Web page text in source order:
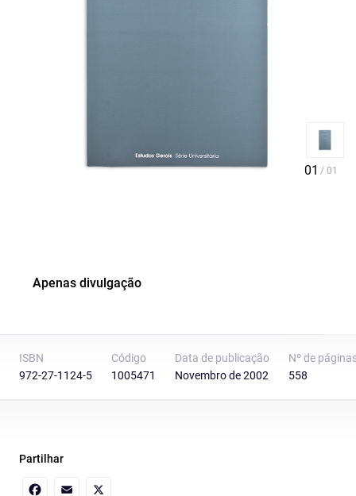
Apenas divulgação
ISBN
972-27-1124-5
Código
1005471
Data de publicação
Novembro de 2002
Nº de
558
Partilhar